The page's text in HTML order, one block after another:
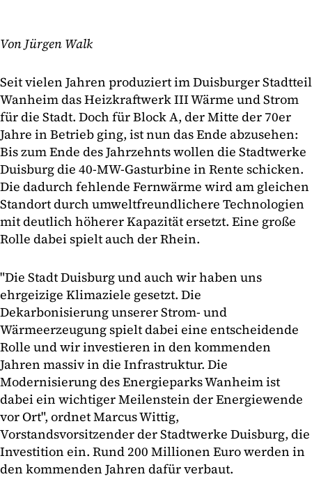
Von Jürgen Walk
Seit vielen Jahren produziert im Duisburger Stadtteil
Wanheim das Heizkraftwerk III Wärme und Strom
für die Stadt. Doch für Block A, der Mitte der 70er
Jahre in Betrieb ging, ist nun das Ende abzusehen:
Bis zum Ende des Jahrzehnts wollen die Stadtwerke
Duisburg die 40-MW-Gasturbine in Rente schicken.
Die dadurch fehlende Fernwärme wird am gleichen
Standort durch umweltfreundlichere Technologien
mit deutlich höherer Kapazität ersetzt. Eine große
Rolle dabei spielt auch der Rhein.
"Die Stadt Duisburg und auch wir haben uns
ehrgeizige Klimaziele gesetzt. Die
Dekarbonisierung unserer Strom- und
Wärmeerzeugung spielt dabei eine entscheidende
Rolle und wir investieren in den kommenden
Jahren massiv in die Infrastruktur. Die
Modernisierung des Energieparks Wanheim ist
dabei ein wichtiger Meilenstein der Energiewende
vor Ort", ordnet Marcus Wittig,
Vorstandsvorsitzender der Stadtwerke Duisburg, die
Investition ein. Rund 200 Millionen Euro werden in
den kommenden Jahren dafür verbaut.